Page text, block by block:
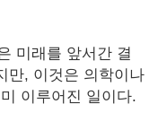
미래를 앞서간 결
만, 이것은 의학이나
이루어진 일이다.